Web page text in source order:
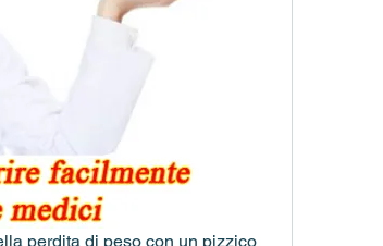
perdita di peso con un pizzico